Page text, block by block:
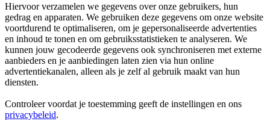
Hiervoor verzamelen we gegevens over onze gebruikers, hun
gedrag en apparaten. We gebruiken deze gegevens om onze website
voortdurend te optimaliseren, om je gepersonaliseerde advertenties
en inhoud te tonen en om gebruiksstatistieken te analyseren. We
kunnen jouw gecodeerde gegevens ook synchroniseren met externe
aanbieders en je aanbiedingen laten zien via hun online
advertentiekanalen, alleen als je zelf al gebruik maakt van hun
diensten.
Controleer voordat je toestemming geeft de instellingen en ons
privacybeleid.